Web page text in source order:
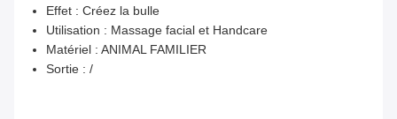
Effet : Créez la bulle
Utilisation : Massage facial et Handcare
Matériel : ANIMAL FAMILIER
Sortie : /